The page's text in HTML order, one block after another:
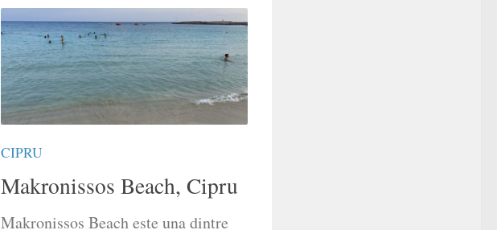
CIPRU
Makronissos Beach, Cipru
Makronissos Beach este una dintre